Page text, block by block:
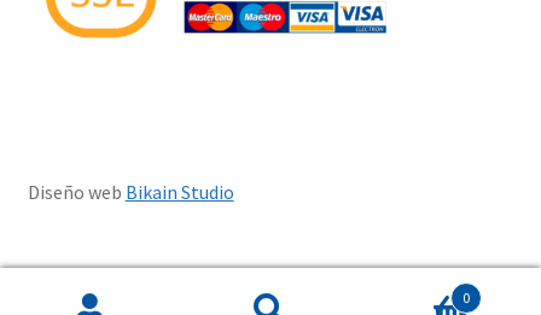
Diseño web Bikain Studio
0